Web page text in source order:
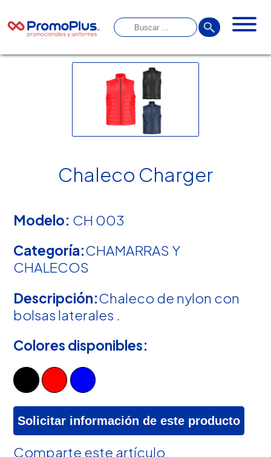
Chaleco Charger
Modelo: CH 003
Categoría:CHAMARRAS Y
CHALECOS
Descripción:Chaleco de nylon con
bolsas laterales .
Colores disponibles:
Solicitar información de este producto
Comparte este artículo